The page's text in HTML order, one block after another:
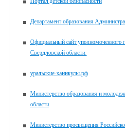
Департамент образования
Официальный сайт уполномоченного
Свердловской области.
уральские-каникулы.рф
Министерство образования и
области
Министерство просвещения